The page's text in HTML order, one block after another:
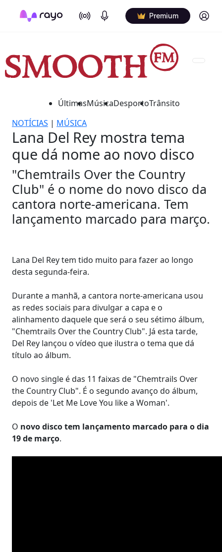
On Air Podcasts Premium Log in
ÚltimasMúsicaDesportoTrânsito
NOTÍCIAS | MÚSICA
Lana Del Rey mostra tema
que dá nome ao novo disco
"Chemtrails Over the Country
Club" é o nome do novo disco da
cantora norte-americana. Tem
lançamento marcado para março.
Lana Del Rey tem tido muito para fazer ao longo
desta segunda-feira.
Durante a manhã, a cantora norte-americana usou
as redes sociais para divulgar a capa e o
alinhamento daquele que será o seu sétimo álbum,
"Chemtrails Over the Country Club". Já esta tarde,
Del Rey lançou o vídeo que ilustra o tema que dá
título ao álbum.
O novo single é das 11 faixas de "Chemtrails Over
the Country Club". É o segundo avanço do álbum,
depois de 'Let Me Love You like a Woman'.
O novo disco tem lançamento marcado para o dia
19 de março.